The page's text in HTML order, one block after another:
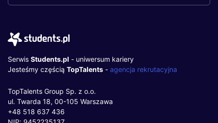
Serwis Students.pl - uniwersum kariery
Jesteśmy częścią TopTalents - agencja rekrutacyjna
TopTalents Group Sp. z o.o.
ul. Twarda 18, 00-105 Warszawa
+48 518 637 436